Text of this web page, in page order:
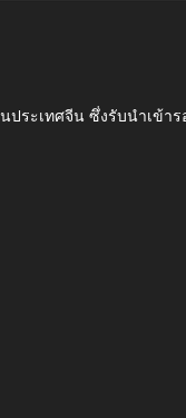
ประเทศจีน ซึ่งรับนำเข้